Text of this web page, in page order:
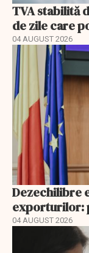
TVA stabilită
de zile care
04 AUGUST 2026
Dezechilibre
exporturilor:
04 AUGUST 2026